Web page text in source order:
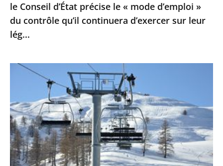
«
mode
d’emploi
du
contrôle
continuera
d’exercer
sur
leur
lég...
le Conseil d’État précise le « mode d’emploi »
du contrôle qu’il continuera d’exercer sur leur
lég...
Sports
le
Conseil
d’Etat
ne